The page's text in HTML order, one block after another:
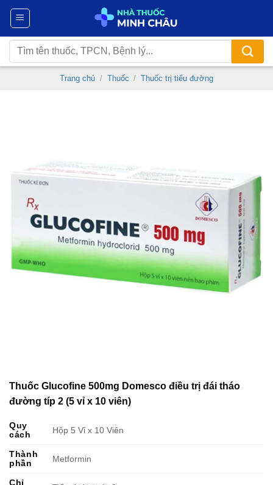
Chuyển
nội
dung
Tìm
kiếm:
Trang chủ / Thuốc / Thuốc trị tiểu đường
Thuốc Glucofine 500mg Domesco điều trị đái tháo
đường típ 2 (5 vỉ x 10 viên)
Quy
cách
Hộp 5 Vỉ x 10 Viên
Thành
phần
Metformin
Chỉ